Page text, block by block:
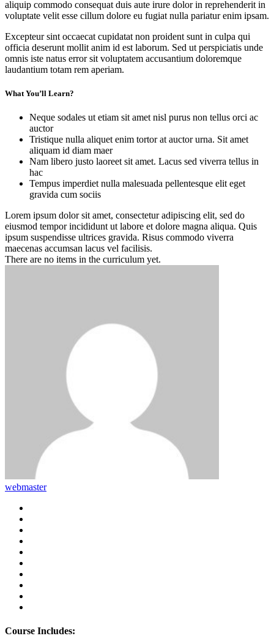
aliquip commodo consequat duis aute irure dolor in reprehenderit in
voluptate velit esse cillum dolore eu fugiat nulla pariatur enim ipsam.
Excepteur sint occaecat cupidatat non proident sunt in culpa qui
officia deserunt mollit anim id est laborum. Sed ut perspiciatis unde
omnis iste natus error sit voluptatem accusantium doloremque
laudantium totam rem aperiam.
What You’ll Learn?
Neque sodales ut etiam sit amet nisl purus non tellus orci ac
auctor
Tristique nulla aliquet enim tortor at auctor urna. Sit amet
aliquam id diam maer
Nam libero justo laoreet sit amet. Lacus sed viverra tellus in
hac
Tempus imperdiet nulla malesuada pellentesque elit eget
gravida cum sociis
Lorem ipsum dolor sit amet, consectetur adipiscing elit, sed do
eiusmod tempor incididunt ut labore et dolore magna aliqua. Quis
ipsum suspendisse ultrices gravida. Risus commodo viverra
maecenas accumsan lacus vel facilisis.
There are no items in the curriculum yet.
webmaster
Course Includes: